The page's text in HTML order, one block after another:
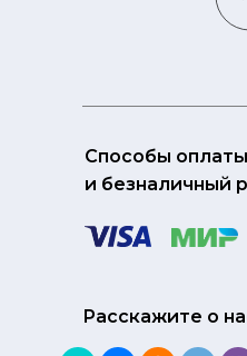
Способы
и безналичный
Расскажите о